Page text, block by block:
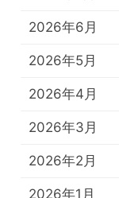
2026年6月
2026年5月
2026年4月
2026年3月
2026年2月
2026年1月